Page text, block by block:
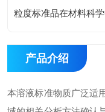
粒度标准品在材料科
产品介绍
本溶液标准物质广泛适